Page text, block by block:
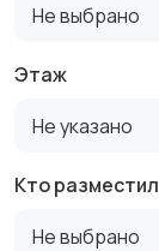
Не выбрано
Этаж
Не указано
Кто разместил
Не выбрано